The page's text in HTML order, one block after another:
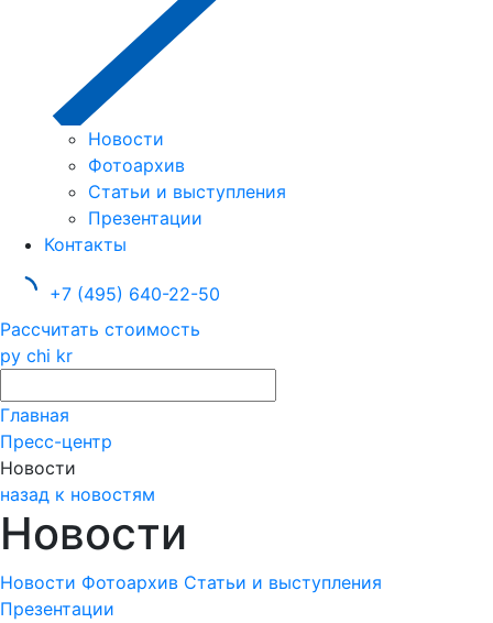
Новости
Фотоархив
Статьи и выступления
Презентации
Контакты
+7 (495) 640-22-50
Рассчитать стоимость
ру chi kr
Главная
Пресс-центр
Новости
назад к новостям
Новости
Новости Фотоархив Статьи и выступления
Презентации